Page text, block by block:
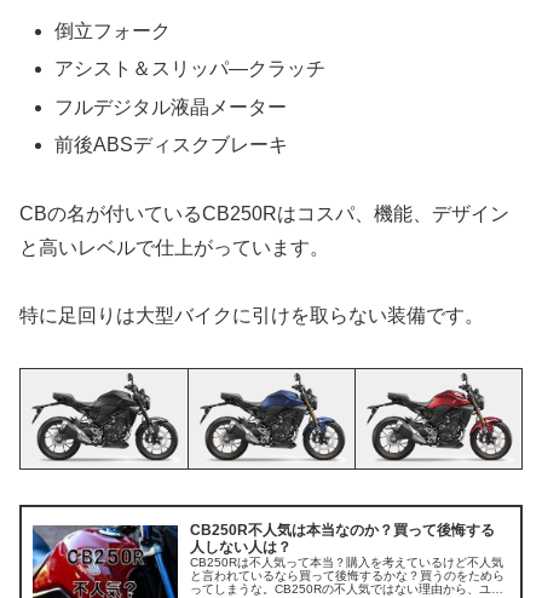
倒立フォーク
アシスト＆スリッパ―クラッチ
フルデジタル液晶メーター
前後ABSディスクブレーキ
CBの名が付いているCB250Rはコスパ、機能、デザイン
と高いレベルで仕上がっています。
特に足回りは大型バイクに引けを取らない装備です。
CB250R不人気は本当なのか？買って後悔する
人しない人は？
CB250Rは不人気って本当？購入を考えているけど不人気
と言われているなら買って後悔するかな？買うのをためら
ってしまうな。CB250Rの不人気ではない理由から、ユー